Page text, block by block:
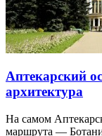
Аптекарский
архитектура
На самом
маршрута —